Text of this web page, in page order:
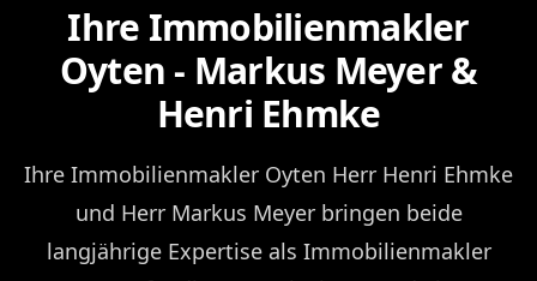
Ihre Immobilienmakler
Oyten - Markus Meyer &
Henri Ehmke
Ihre Immobilienmakler Oyten Herr Henri Ehmke
und Herr Markus Meyer bringen beide
langjährige Expertise als Immobilienmakler